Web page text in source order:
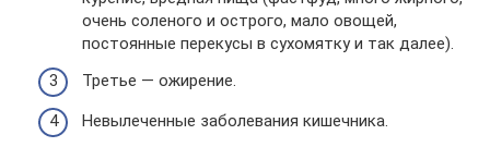
очень соленого и острого, мало овощей,
постоянные перекусы в сухомятку и так далее).
Третье — ожирение.
Невылеченные заболевания кишечника.